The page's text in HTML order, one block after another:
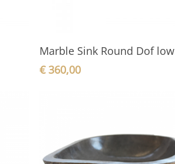
In den Warenkorb
Marble Sink Round Dof low
€360,00